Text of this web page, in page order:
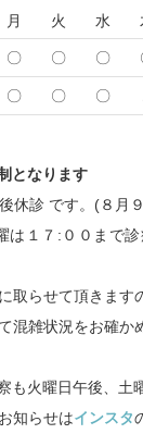
月 火 水
〇 〇 〇
〇 〇 〇
となります
休診 です。(８月
は１７:００まで
らせて頂きます
混雑状況をお確か
火曜日午後、土
知らせはインスタ